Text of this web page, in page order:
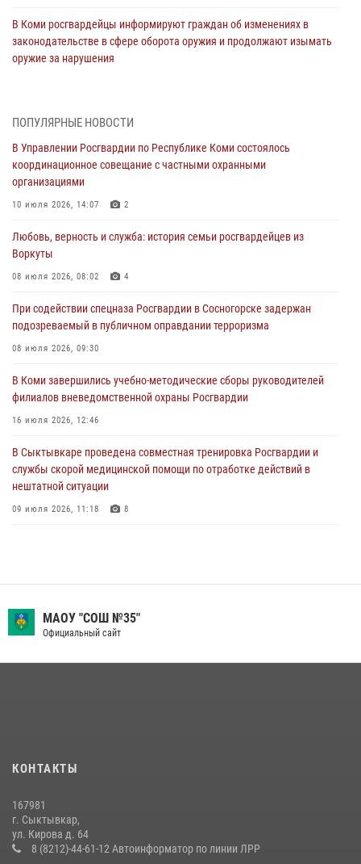
В Коми росгвардейцы информируют граждан об изменениях в
законодательстве в сфере оборота оружия и продолжают изымать
оружие за нарушения
для добровольной сдачи оружия
31 июля 2026, 10:55
Временно исполняющий обязанности начальника Управления
Росгвардии по Республике Коми лично проверил ДОЛ «Орленок»
В Усинске росгвардейцы оперативно отработали план «Квартал»
30 июля 2026, 13:53
В Санкт-Петербурге прошел окружной этап ежегодного
Всероссийского конкурса профессионального мастерства среди
сотрудников вневедомственной охраны Росгвардии
В Сыктывкаре росгвардейцы приняли участие в молебне в рамках
Дня Крещения Руси и Дня святого равноапостольного князя
28 июля 2026, 13:32 8
ПОПУЛЯРНЫЕ НОВОСТИ
В Управлении Росгвардии по Республике Коми состоялось
координационное совещание с частными охранными
организациями
10 июля 2026, 14:07 2
Любовь, верность и служба: история семьи росгвардейцев из
Воркуты
08 июля 2026, 08:02 4
При содействии спецназа Росгвардии в Сосногорске задержан
подозреваемый в публичном оправдании терроризма
08 июля 2026, 09:30
В Коми завершились учебно-методические сборы руководителей
филиалов вневедомственной охраны Росгвардии
16 июля 2026, 12:46
В Сыктывкаре проведена совместная тренировка Росгвардии и
службы скорой медицинской помощи по отработке действий в
нештатной ситуации
09 июля 2026, 11:18 8
В Коми росгвардейцы поздравили с юбилеем директора филиала
ВГТРК «Коми Гор» Юлию Чубову
покупателя
В Сыктывкаре состоялась торжественная присяга для
военнослужащих по призыву в Центре подготовки личного состава
МАОУ "СОШ №35"
Официальный сайт
КОНТАКТЫ
167981
г. Сыктывкар,
ул. Кирова д. 64
8 (8212)-44-61-12 Автоинформатор по линии ЛРР